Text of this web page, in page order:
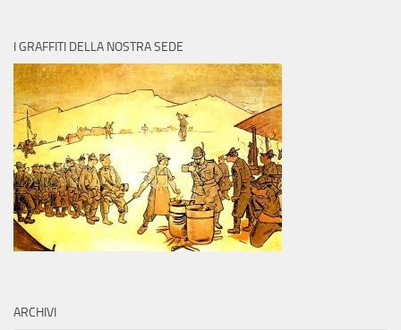
I GRAFFITI DELLA NOSTRA SEDE
ARCHIVI